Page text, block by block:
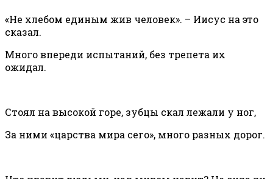
«Не хлебом единым жив человек». – Иисус на это
сказал.
Много впереди испытаний, без трепета их
ожидал.
Стоял на высокой горе, зубцы скал лежали у ног,
За ними «царства мира сего», много разных дорог.